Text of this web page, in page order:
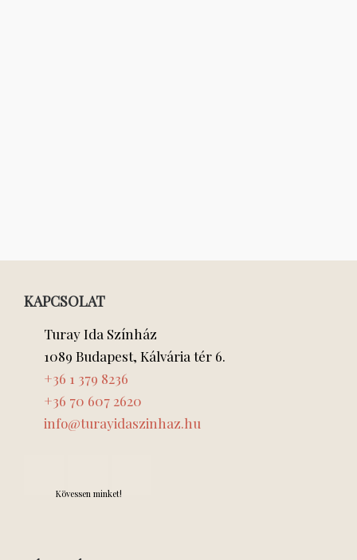
KAPCSOLAT
Turay Ida Színház
1089 Budapest, Kálvária tér 6.
+36 1 379 8236
+36 70 607 2620
info@turayidaszinhaz.hu
Kövessen minket!